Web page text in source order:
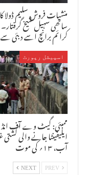
جائیں اور وہاں جانے کے
جاتا ہے لیکن انہیں
شروع ہوتا ہے ۔ حالانکہ
لیکس نام کے ایک نیوز
شائع نہ کرنے کے لئے کئی
چیٹر ڈاکٹر کاغذی نے اس
یونانی ڈاکٹر کو بھی
مسلم طبقوں کو مفت صلاح
اور پھر یہاں سے وصولی
مالزمین کرنا شروع کرتے
اس وصولی میں بدر عالم
وہ مسلمانوں کو اور مسلم
کیلئے متحرک مانے جاتے
لئے بہتر ہو لیکن علاج کے
منشیات فروش سلیم ڈولا
ساتھی سہیل شیخ گرفتار۔
کرائم برانچ اسے دبئی
اسپیشل رپورٹ
ممبئی: گیٹ وے آف
ایلیفینٹا جانے والی
آب، ۱۳؍ کی موت
NEXT